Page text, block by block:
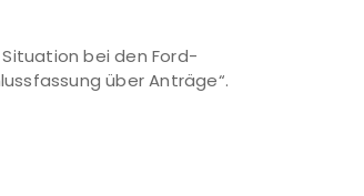
bei den Ford-
über Anträge“.